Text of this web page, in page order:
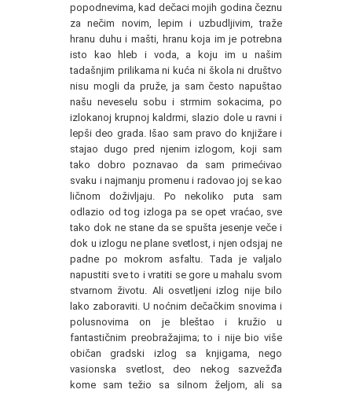
popodnevima, kad dečaci mojih godina čeznu
za nečim novim, lepim i uzbudljivim, traže
hranu duhu i mašti, hranu koja im je potrebna
isto kao hleb i voda, a koju im u našim
tadašnjim prilikama ni kuća ni škola ni društvo
nisu mogli da pruže, ja sam često napuštao
našu neveselu sobu i strmim sokacima, po
izlokanoj krupnoj kaldrmi, slazio dole u ravni i
lepši deo grada. Išao sam pravo do knjižare i
stajao dugo pred njenim izlogom, koji sam
tako dobro poznavao da sam primećivao
svaku i najmanju promenu i radovao joj se kao
ličnom doživljaju. Po nekoliko puta sam
odlazio od tog izloga pa se opet vraćao, sve
tako dok ne stane da se spušta jesenje veče i
dok u izlogu ne plane svetlost, i njen odsjaj ne
padne po mokrom asfaltu. Tada je valjalo
napustiti sve to i vratiti se gore u mahalu svom
stvarnom životu. Ali osvetljeni izlog nije bilo
lako zaboraviti. U noćnim dečačkim snovima i
polusnovima on je bleštao i kružio u
fantastičnim preobražajima; to i nije bio više
običan gradski izlog sa knjigama, nego
vasionska svetlost, deo nekog sazvežđa
kome sam težio sa silnom željom, ali sa